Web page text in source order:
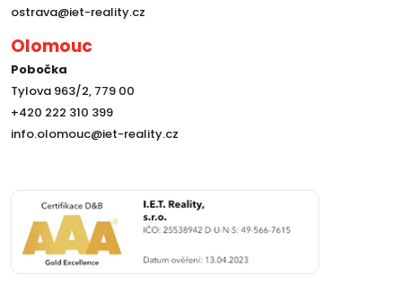
ostrava@iet-reality.cz
Olomouc
Pobočka
Tylova 963/2, 779 00
+420 222 310 399
info.olomouc@iet-reality.cz